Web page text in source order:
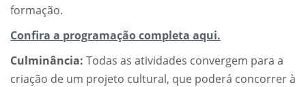
formação.
Confira a programação completa aqui.
Culminância: Todas as atividades convergem para a
criação de um projeto cultural, que poderá concorrer à